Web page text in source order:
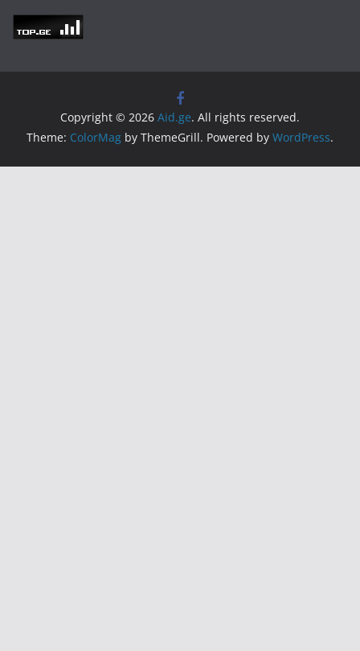
Copyright © 2026 Aid.ge. All rights reserved.
Theme: ColorMag by ThemeGrill. Powered by WordPress.